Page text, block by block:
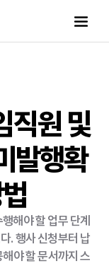
직원 및
발행확
해야 할 업무 단계
. 행사 신청부터 납
야 할 문서까지 스